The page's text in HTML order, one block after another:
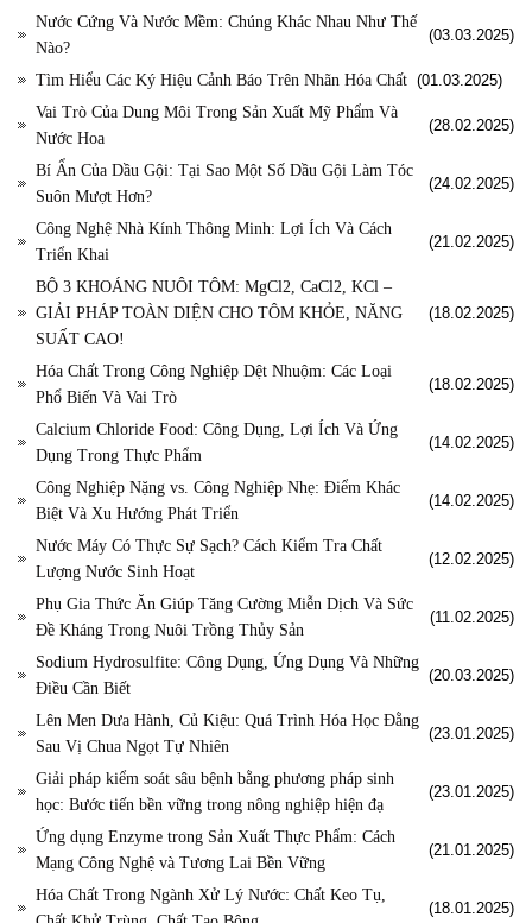
Nước Cứng Và Nước Mềm: Chúng Khác Nhau Như Thế
Nào?
(03.03.2025)
Tìm Hiểu Các Ký Hiệu Cảnh Báo Trên Nhãn Hóa Chất (01.03.2025)
Vai Trò Của Dung Môi Trong Sản Xuất Mỹ Phẩm Và
Nước Hoa
(28.02.2025)
Bí Ẩn Của Dầu Gội: Tại Sao Một Số Dầu Gội Làm Tóc
Suôn Mượt Hơn?
(24.02.2025)
Công Nghệ Nhà Kính Thông Minh: Lợi Ích Và Cách
Triển Khai
(21.02.2025)
BỘ 3 KHOÁNG NUÔI TÔM: MgCl2, CaCl2, KCl –
GIẢI PHÁP TOÀN DIỆN CHO TÔM KHỎE, NĂNG
SUẤT CAO!
(18.02.2025)
Hóa Chất Trong Công Nghiệp Dệt Nhuộm: Các Loại
Phổ Biến Và Vai Trò
(18.02.2025)
Calcium Chloride Food: Công Dụng, Lợi Ích Và Ứng
Dụng Trong Thực Phẩm
(14.02.2025)
Công Nghiệp Nặng vs. Công Nghiệp Nhẹ: Điểm Khác
Biệt Và Xu Hướng Phát Triển
(14.02.2025)
Nước Máy Có Thực Sự Sạch? Cách Kiểm Tra Chất
Lượng Nước Sinh Hoạt
(12.02.2025)
Phụ Gia Thức Ăn Giúp Tăng Cường Miễn Dịch Và Sức
Đề Kháng Trong Nuôi Trồng Thủy Sản
(11.02.2025)
Sodium Hydrosulfite: Công Dụng, Ứng Dụng Và Những
Điều Cần Biết
(20.03.2025)
Lên Men Dưa Hành, Củ Kiệu: Quá Trình Hóa Học Đằng
Sau Vị Chua Ngọt Tự Nhiên
(23.01.2025)
Giải pháp kiểm soát sâu bệnh bằng phương pháp sinh
học: Bước tiến bền vững trong nông nghiệp hiện đạ
(23.01.2025)
Ứng dụng Enzyme trong Sản Xuất Thực Phẩm: Cách
Mạng Công Nghệ và Tương Lai Bền Vững
(21.01.2025)
Hóa Chất Trong Ngành Xử Lý Nước: Chất Keo Tụ,
(18.01.2025)